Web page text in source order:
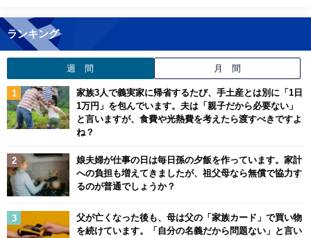
ランキング
週 間 月 間
家族3人で義実家に帰省するたび、手土産とは別に「1日
1万円」を包んでいます。夫は「親子だから必要ない」
と言いますが、食費や光熱費を考えたら渡すべきですよ
ね？
娘夫婦が仕事の日は毎日孫の夕飯を作っています。家計
への負担も増えてきましたが、祖父母なら無償で協力す
るのが普通でしょうか？
父が亡くなった後も、母は父の「家族カード」で買い物
を続けています。「自分の名義だから問題ない」と言い